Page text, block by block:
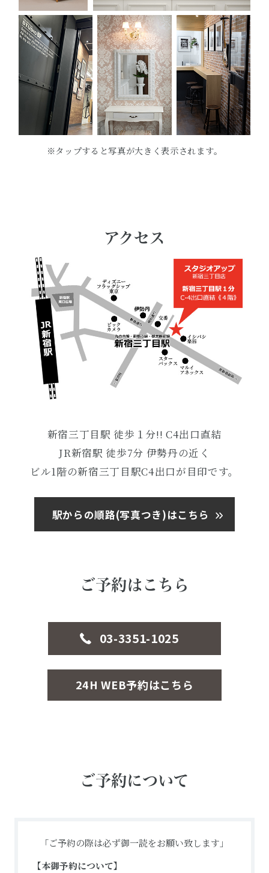
※タップすると写真が大きく表示されます。
アクセス
新宿三丁目駅 徒歩１分!! C4出口直結
JR新宿駅 徒歩7分 伊勢丹の近く
ビル1階の新宿三丁目駅C4出口が目印です。
駅からの順路(写真つき)はこちら
ご予約はこちら
03-3351-1025
24H WEB予約はこちら
ご予約について
「ご予約の際は必ず御一読をお願い致します」
【本御予約について】